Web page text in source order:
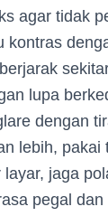
agar tidak
lupa
dengan
lebih,
jaga
pegal